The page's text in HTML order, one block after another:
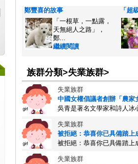
鄭豐喜的故事
「一根草，一點露，
天無絕人之路」，
鄭...
繼續閱讀
「超
族群分類>失業族群>
失業族群
中國女權倡議者創辦「農家
吳青是著名文學家和詩人
失業族群
被拒絕：恭喜你已具備踏上
被拒絕：恭喜你已具備踏
失業族群